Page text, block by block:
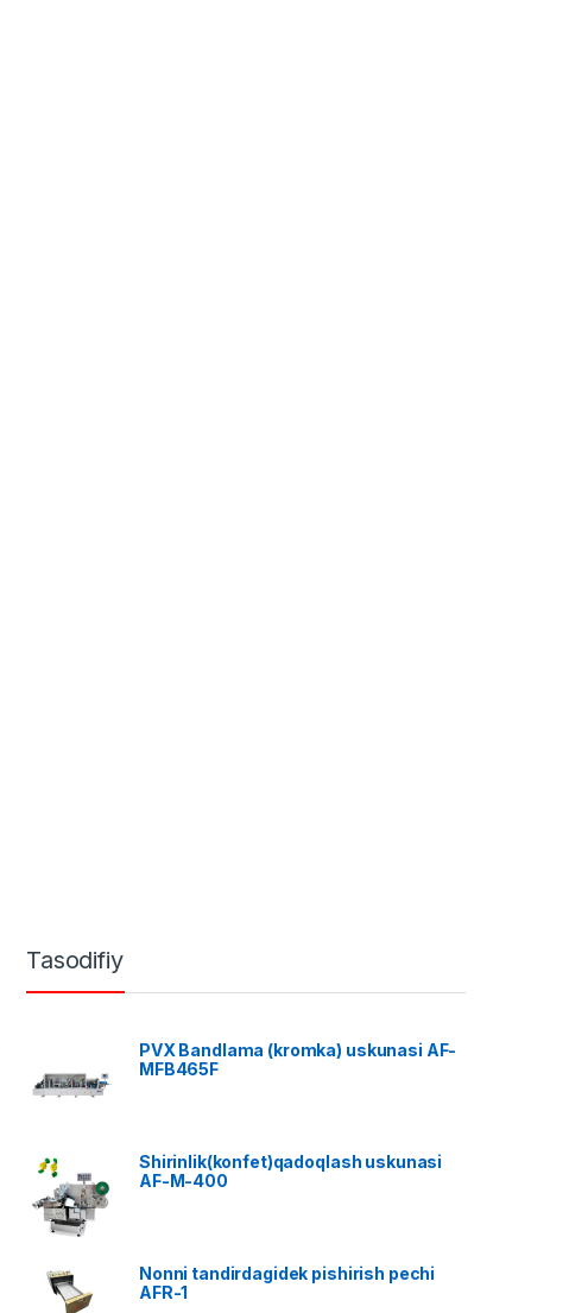
Tasodifiy
PVX Bandlama (kromka) uskunasi AF-
MFB465F
Shirinlik(konfet)qadoqlash uskunasi
AF-M-400
Nonni tandirdagidek pishirish pechi
AFR-1